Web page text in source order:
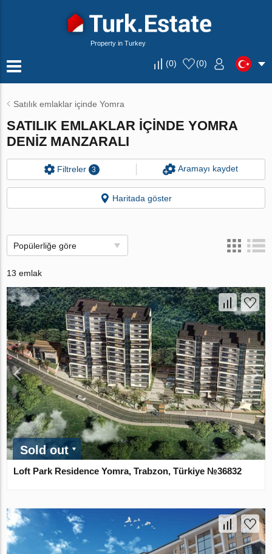
Property in Turkey
(0) (0)
Satılık emlaklar içinde Yomra
SATILIK EMLAKLAR IÇINDE YOMRA
DENIZ MANZARALI
Filtreler 3 Aramayı kaydet
Haritada göster
Popülerliğe göre
13 emlak
Sold out
Loft Park Residence Yomra, Trabzon, Türkiye №36832